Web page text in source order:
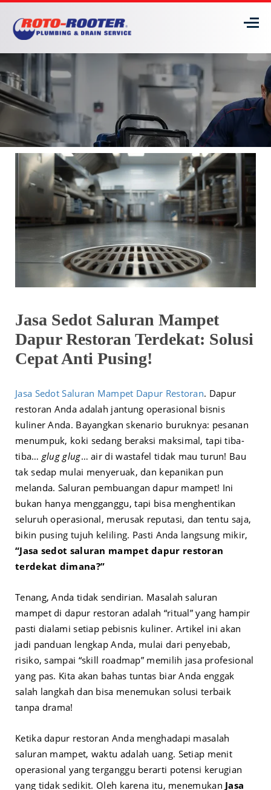
Jasa Sedot Saluran Mampet
Dapur Restoran Terdekat: Solusi
Cepat Anti Pusing!
Jasa Sedot Saluran Mampet Dapur Restoran. Dapur
restoran Anda adalah jantung operasional bisnis
kuliner Anda. Bayangkan skenario buruknya: pesanan
menumpuk, koki sedang beraksi maksimal, tapi tiba-
tiba… glug glug… air di wastafel tidak mau turun! Bau
tak sedap mulai menyeruak, dan kepanikan pun
melanda. Saluran pembuangan dapur mampet! Ini
bukan hanya mengganggu, tapi bisa menghentikan
seluruh operasional, merusak reputasi, dan tentu saja,
bikin pusing tujuh keliling. Pasti Anda langsung mikir,
“Jasa sedot saluran mampet dapur restoran
terdekat dimana?”
Tenang, Anda tidak sendirian. Masalah saluran
mampet di dapur restoran adalah “ritual” yang hampir
pasti dialami setiap pebisnis kuliner. Artikel ini akan
jadi panduan lengkap Anda, mulai dari penyebab,
risiko, sampai “skill roadmap” memilih jasa profesional
yang pas. Kita akan bahas tuntas biar Anda enggak
salah langkah dan bisa menemukan solusi terbaik
tanpa drama!
Ketika dapur restoran Anda menghadapi masalah
saluran mampet, waktu adalah uang. Setiap menit
operasional yang terganggu berarti potensi kerugian
yang tidak sedikit. Oleh karena itu, menemukan Jasa